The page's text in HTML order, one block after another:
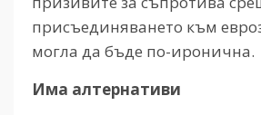
присъединяването към
могла да бъде по-иронична.
Има алтернативи